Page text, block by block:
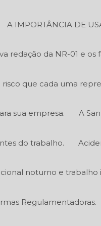
A IMPORTÂNCIA DE
redação da NR-01 e os
que cada uma
sua empresa. A
do trabalho.
noturno e trabalho
Regulamentadoras.